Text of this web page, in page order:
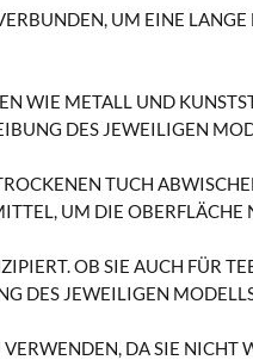
UM EINE
WIE METALL UND
DES JEWEILIGEN
TUCH
UM DIE OBERFLÄCHE
OB SIE AUCH FÜR
DES JEWEILIGEN
DA SIE NICHT